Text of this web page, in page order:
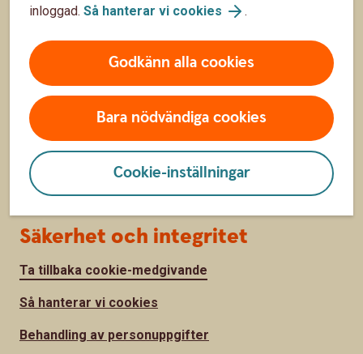
inloggad. Så hanterar vi cookies .
Godkänn alla cookies
Bara nödvändiga cookies
Cookie-inställningar
Om oss
Om Swedbank Robur
Press
Jobba hos oss
Swedbank-koncernen
Säkerhet och integritet
Ta tillbaka cookie-medgivande
Så hanterar vi cookies
Behandling av personuppgifter